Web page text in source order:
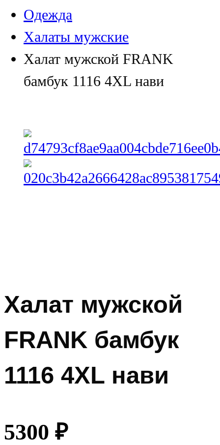
Одежда
Халаты мужские
Халат мужской FRANK
бамбук 1116 4XL нави
Халат мужской
FRANK бамбук
1116 4XL нави
5300 ₽